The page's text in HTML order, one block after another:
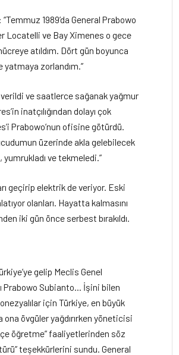
1989’da General Prabowo
Locatelli ve Bay Ximenes o gece
atıldım. Dört gün boyunca
yatmaya zorlandım.”
ve saatlerce sağanak yağmur
inatçılığından dolayı çok
Prabowo’nun ofisine götürdü.
üzerinde akla gelebilecek
yumrukladı ve tekmeledi.”
geçirip elektrik de veriyor. Eski
olanları. Hayatta kalmasını
iki gün önce serbest bırakıldı.
gelip Meclis Genel
Prabowo Subianto… İşini bilen
için Türkiye, en büyük
övgüler yağdırırken yöneticisi
öğretme” faaliyetlerinden söz
teşekkürlerini sundu. General